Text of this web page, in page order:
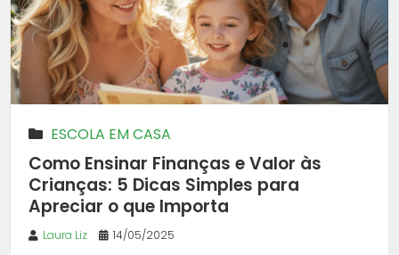
ESCOLA EM CASA
Como Ensinar Finanças e Valor às
Crianças: 5 Dicas Simples para
Apreciar o que Importa
Laura Liz 14/05/2025